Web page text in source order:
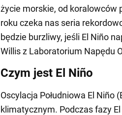
życie morskie, od koralowców
roku czeka nas seria
będzie burzliwy, jeśli El Niño
Willis z Laboratorium Napędu
Czym jest El Niño
Oscylacja Południowa El
klimatycznym. Podczas fazy